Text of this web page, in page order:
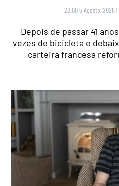
20:00 5 Agosto, 2026 |
Depois de passar 41
vezes de bicicleta e
carteira francesa